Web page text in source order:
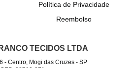
Política de Privacidade
Reembolso
TECIDOS LTDA
-Centro, Mogi das Cruzes -SP